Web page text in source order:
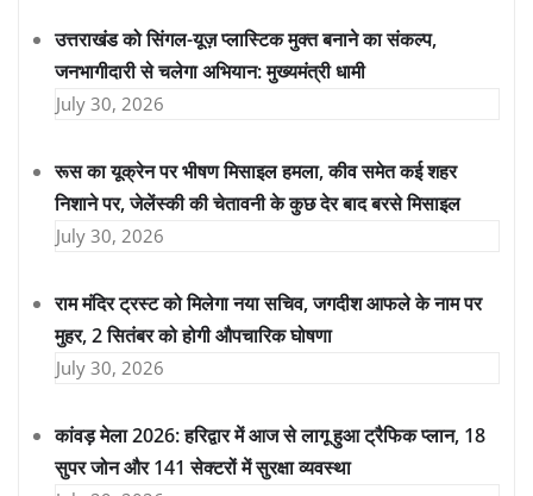
उत्तराखंड को सिंगल-यूज़ प्लास्टिक मुक्त बनाने का संकल्प,
जनभागीदारी से चलेगा अभियान: मुख्यमंत्री धामी
July 30, 2026
रूस का यूक्रेन पर भीषण मिसाइल हमला, कीव समेत कई शहर
निशाने पर, जेलेंस्की की चेतावनी के कुछ देर बाद बरसे मिसाइल
July 30, 2026
राम मंदिर ट्रस्ट को मिलेगा नया सचिव, जगदीश आफले के नाम पर
मुहर, 2 सितंबर को होगी औपचारिक घोषणा
July 30, 2026
कांवड़ मेला 2026: हरिद्वार में आज से लागू हुआ ट्रैफिक प्लान, 18
सुपर जोन और 141 सेक्टरों में सुरक्षा व्यवस्था